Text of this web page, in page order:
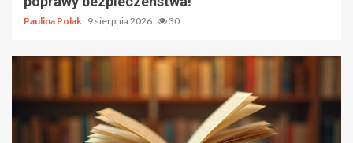
Paulina Polak 9 sierpnia 2026 30